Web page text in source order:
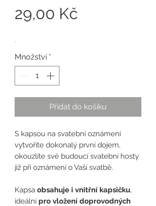
29,00 Kč
.
Množství *
Přidat do košíku
S kapsou na svatební oznámení
vytvoříte dokonalý první dojem,
okouzlíte své budoucí svatební hosty
již při oznámení o Vaší svatbě.
Kapsa obsahuje i vnitřní kapsičku,
ideální pro vložení doprovodných